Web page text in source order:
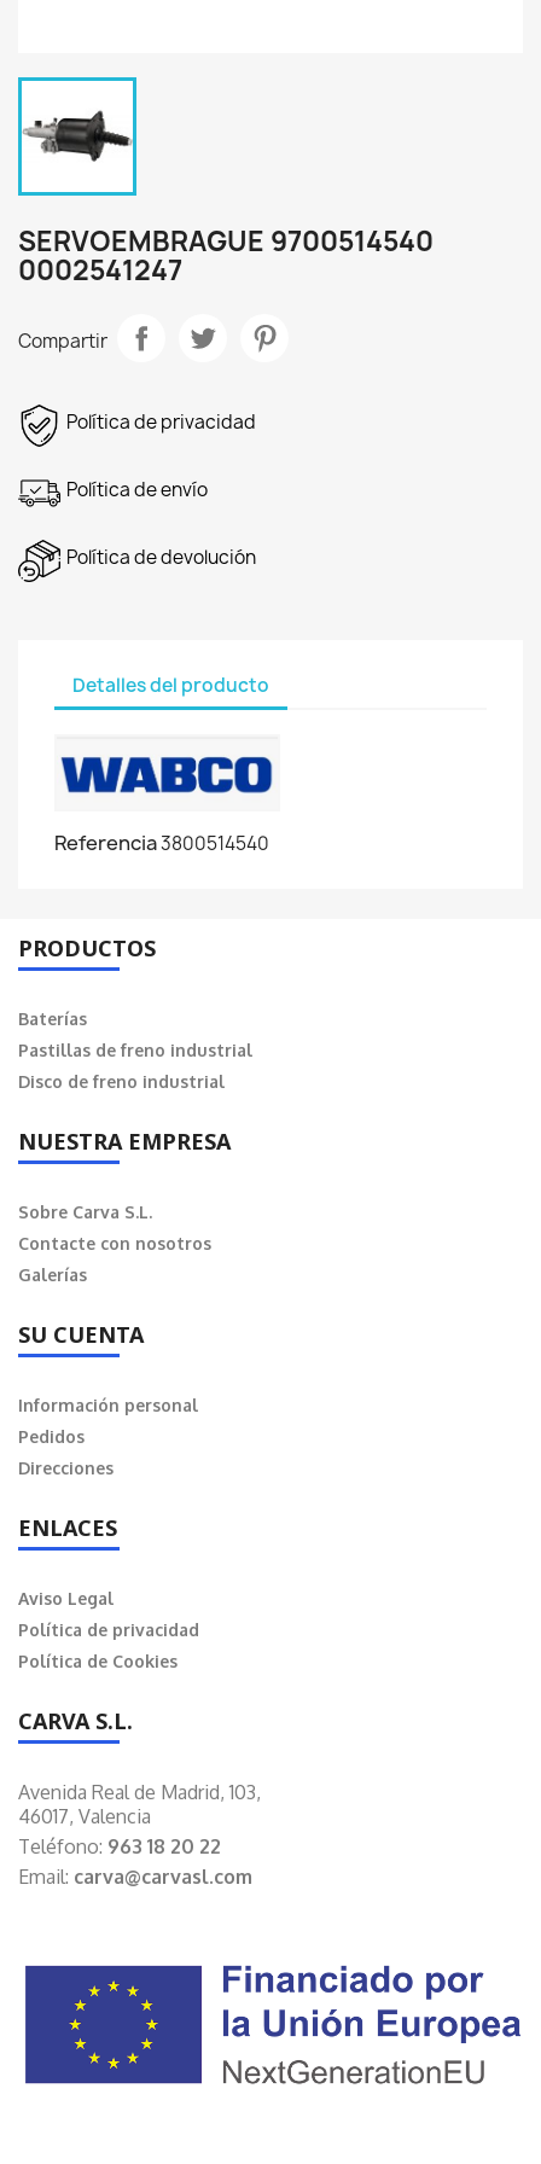
SERVOEMBRAGUE 9700514540
0002541247
Compartir
Política de privacidad
Política de envío
Política de devolución
Detalles del producto
Referencia3800514540
PRODUCTOS
Baterías
Pastillas de freno industrial
Disco de freno industrial
NUESTRA EMPRESA
Sobre Carva S.L.
Contacte con nosotros
Galerías
SU CUENTA
Información personal
Pedidos
Direcciones
ENLACES
Aviso Legal
Política de privacidad
Política de Cookies
CARVA S.L.
Avenida Real de Madrid, 103,
46017, Valencia
Teléfono: 963 18 20 22
Email: carva@carvasl.com